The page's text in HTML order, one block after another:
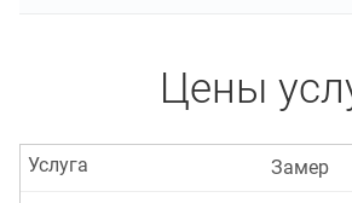
Цены
Замер
Услуга